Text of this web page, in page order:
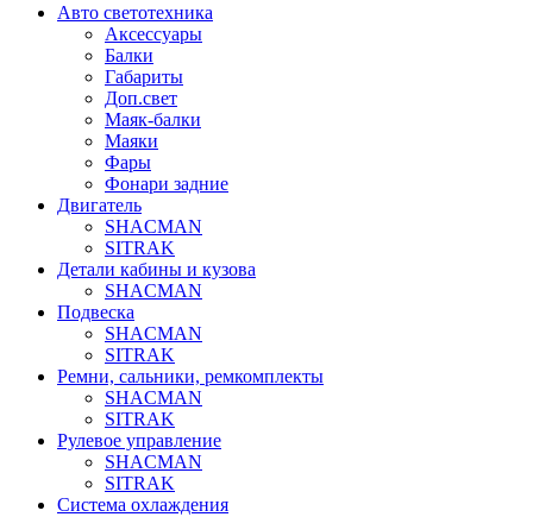
Авто светотехника
Аксессуары
Балки
Габариты
Доп.свет
Маяк-балки
Маяки
Фары
Фонари задние
Двигатель
SHACMAN
SITRAK
Детали кабины и кузова
SHACMAN
Подвеска
SHACMAN
SITRAK
Ремни, сальники, ремкомплекты
SHACMAN
SITRAK
Рулевое управление
SHACMAN
SITRAK
Система охлаждения